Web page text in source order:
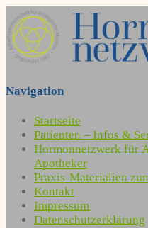
Navigation
Startseite
Patienten – Infos &
Hormonnetzwerk für
Apotheker
Praxis-Materialien
Kontakt
Impressum
Datenschutzerklärung